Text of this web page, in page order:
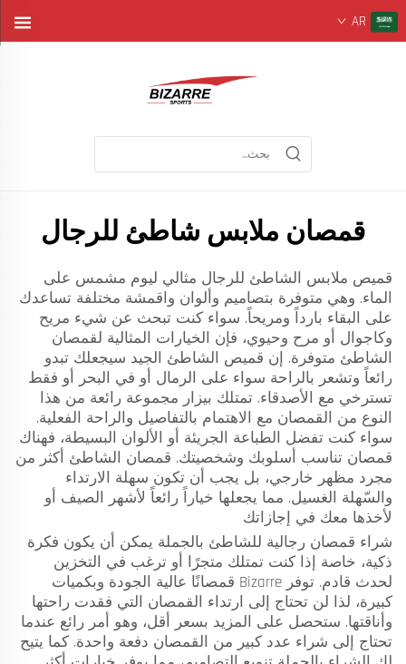
AR
قمصان ملابس شاطئ للرجال
قميص ملابس الشاطئ للرجال مثالي ليوم مشمس على
الماء. وهي متوفرة بتصاميم وألوان واقمشة مختلفة تساعدك
على البقاء بارداً ومريحاً. سواء كنت تبحث عن شيء مريح
وكاجوال أو مرح وحيوي، فإن الخيارات المثالية لقمصان
الشاطئ متوفرة. إن قميص الشاطئ الجيد سيجعلك تبدو
رائعاً وتشعر بالراحة سواء على الرمال أو في البحر أو فقط
تسترخي مع الأصدقاء. تمتلك بيزار مجموعة رائعة من هذا
النوع من القمصان مع الاهتمام بالتفاصيل والراحة الفعلية.
سواء كنت تفضل الطباعة الجريئة أو الألوان البسيطة، فهناك
قمصان تناسب أسلوبك وشخصيتك. قمصان الشاطئ أكثر من
مجرد مظهر خارجي، بل يجب أن تكون سهلة الارتداء
والسّهلة الغسيل. مما يجعلها خياراً رائعاً لأشهر الصيف أو
لأخذها معك في إجازاتك
شراء قمصان رجالية للشاطئ بالجملة يمكن أن يكون فكرة
ذكية، خاصة إذا كنت تمتلك متجرًا أو ترغب في التخزين
لحدث قادم. توفر Bizarre قمصانًا عالية الجودة وبكميات
كبيرة، لذا لن تحتاج إلى ارتداء القمصان التي فقدت راحتها
وأناقتها. ستحصل على المزيد بسعر أقل، وهو أمر رائع عندما
تحتاج إلى شراء عدد كبير من القمصان دفعة واحدة. كما يتيح